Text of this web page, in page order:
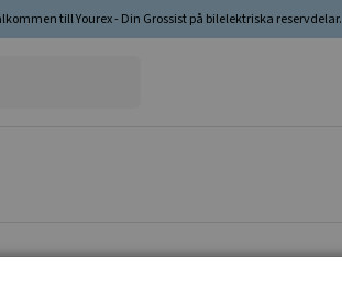
till Yourex - Din Grossist på bilelektriska reservdelar.